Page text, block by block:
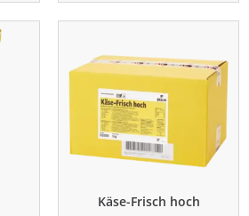
Käse-Frisch hoch